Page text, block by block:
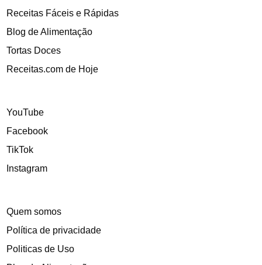
Receitas Fáceis e Rápidas
Blog de Alimentação
Tortas Doces
Receitas.com de Hoje
YouTube
Facebook
TikTok
Instagram
Quem somos
Política de privacidade
Politicas de Uso